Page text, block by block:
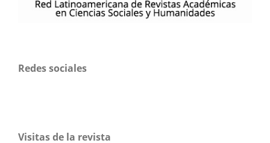
Redes sociales
Visitas de la revista